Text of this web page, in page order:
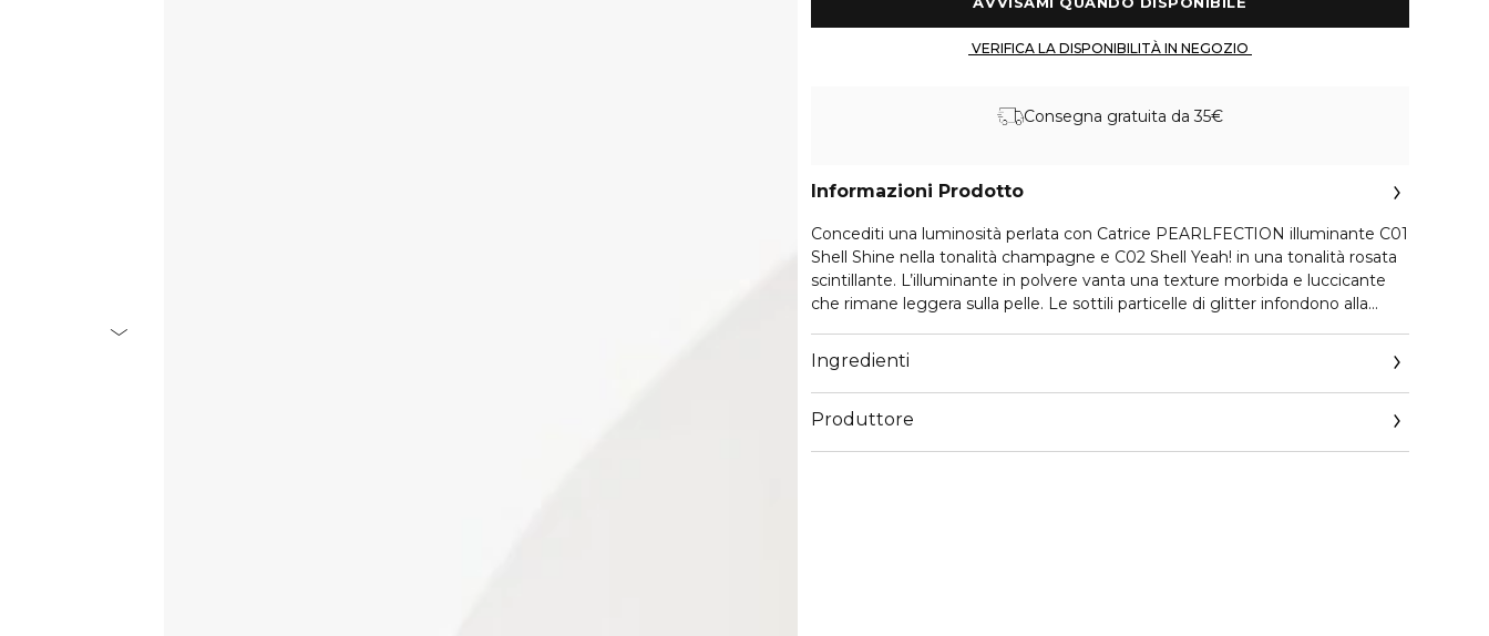
Consegna gratuita da 35€
Informazioni Prodotto
Concediti una luminosità perlata con Catrice PEARLFECTION illuminante C01
Shell Shine nella tonalità champagne e C02 Shell Yeah! in una tonalità rosata
scintillante. L’illuminante in polvere vanta una texture morbida e luccicante
che rimane leggera sulla pelle. Le sottili particelle di glitter infondono alla
Anche la sua confezione compatta è caratterizzata da un luccicante effetto
madreperla.
Ingredienti
Produttore